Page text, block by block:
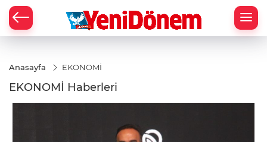
Anasayfa EKONOMİ
EKONOMİ Haberleri